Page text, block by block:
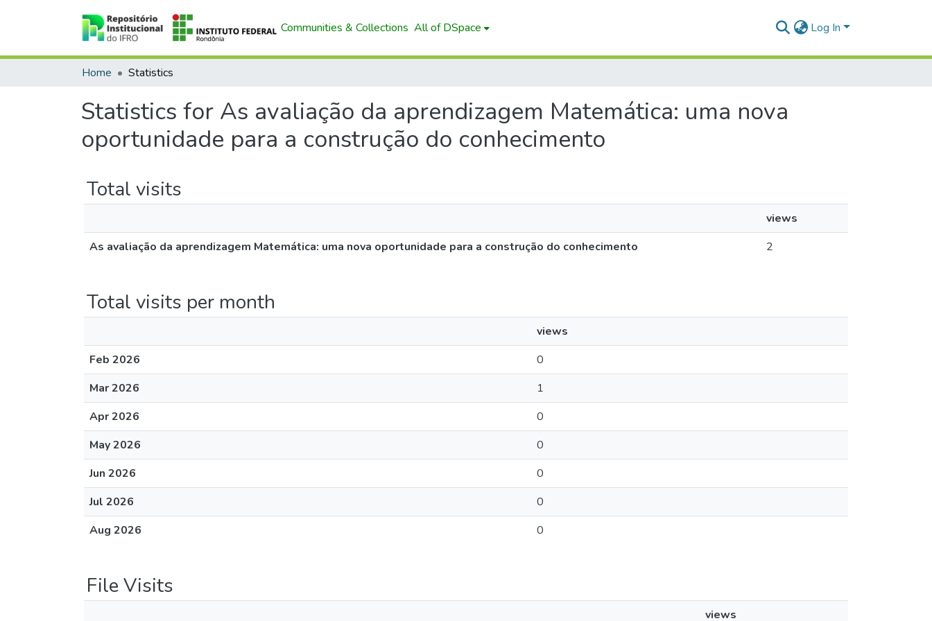
Communities & Collections All of DSpace Log In
Home Statistics
Statistics for As avaliação da aprendizagem Matemática: uma nova
oportunidade para a construção do conhecimento
Total visits
views
As avaliação da aprendizagem Matemática: uma nova oportunidade para a construção do conhecimento
2
Total visits per month
views
Feb 2026
0
Mar 2026
1
Apr 2026
0
May 2026
0
Jun 2026
0
Jul 2026
0
Aug 2026
0
File Visits
views